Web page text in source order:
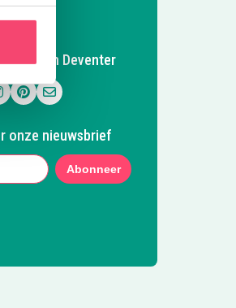
Deventer
op Facebook
ons op Instagram
Volg ons op Pinterest
Mail ons
onze nieuwsbrief
Abonneer